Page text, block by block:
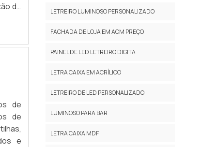
às
o
de
é a
de
de
e
LETREIRO LUMINOSO PERSONALIZADO
FACHADA DE LOJA EM ACM PREÇO
PAINEL DE LED LETREIRO DIGITA
LETRA CAIXA EM ACRÍLICO
LETREIRO DE LED PERSONALIZADO
LUMINOSO PARA BAR
LETRA CAIXA MDF